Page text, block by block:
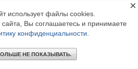
использует файлы cookies.
Вы соглашаетесь и принимаете
конфиденциальности
НЕ ПОКАЗЫВАТЬ.
×